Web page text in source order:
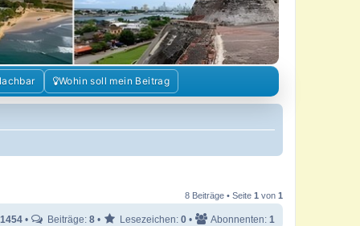
Wohin soll mein Beitrag
8 Beiträge • Seite 1 von 1
1454 • Beiträge: 8 • Lesezeichen: 0 • Abonnenten: 1